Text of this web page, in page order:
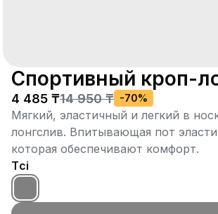
Спортивный кроп-
4 485 ₸14 950 ₸ -70%
Мягкий, эластичный и легкий в
лонгслив. Впитывающая пот
которая обеспечивают комфорт.
Түсі